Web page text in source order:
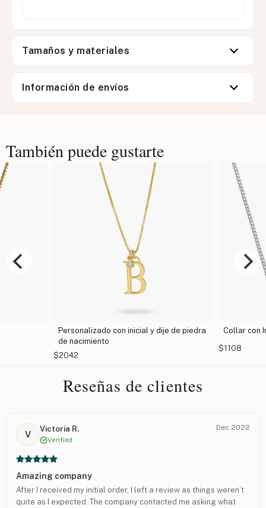
Tamaños y materiales
Información de envíos
También puede gustarte
Personalizado con inicial y dije de piedra
de nacimiento
Collar con Inicial
Reseñas de clientes
V
Victoria R.
Verified
Dec 2022
Amazing company
After I received my initial order, I left a review as things weren’t
quite as I expected. The company contacted me asking what